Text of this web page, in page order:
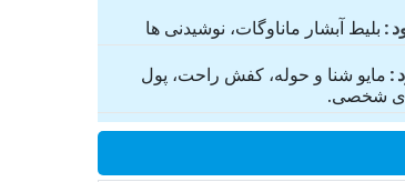
بلیط آبشار ماناوگات، نوشیدنی ها
مایو شنا و حوله، کفش راحت، پول
شخصی.